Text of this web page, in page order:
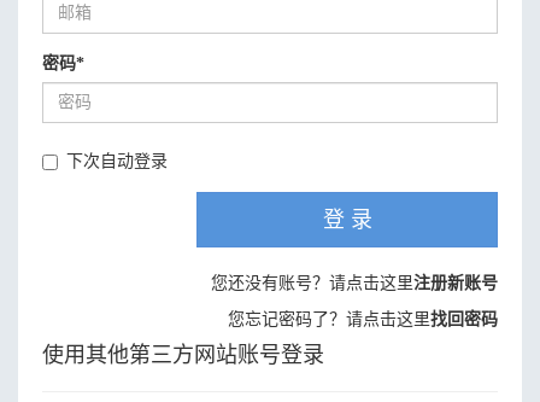
密码*
下次自动登录
登 录
您还没有账号？请点击这里注册新账号
您忘记密码了？请点击这里找回密码
使用其他第三方网站账号登录